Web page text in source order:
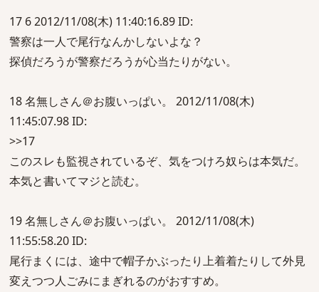
17 6 2012/11/08(木) 11:40:16.89 ID:
警察は一人で尾行なんかしないよな？
探偵だろうが警察だろうが心当たりがない。
18 名無しさん＠お腹いっぱい。 2012/11/08(木)
11:45:07.98 ID:
>>17
このスレも監視されているぞ、気をつけろ奴らは本気だ。
本気と書いてマジと読む。
19 名無しさん＠お腹いっぱい。 2012/11/08(木)
11:55:58.20 ID:
尾行まくには、途中で帽子かぶったり上着着たりして外見
変えつつ人ごみにまぎれるのがおすすめ。